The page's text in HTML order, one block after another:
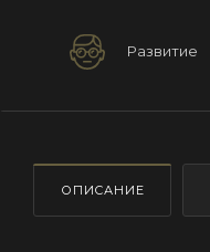
Развитие
ОПИСАНИЕ